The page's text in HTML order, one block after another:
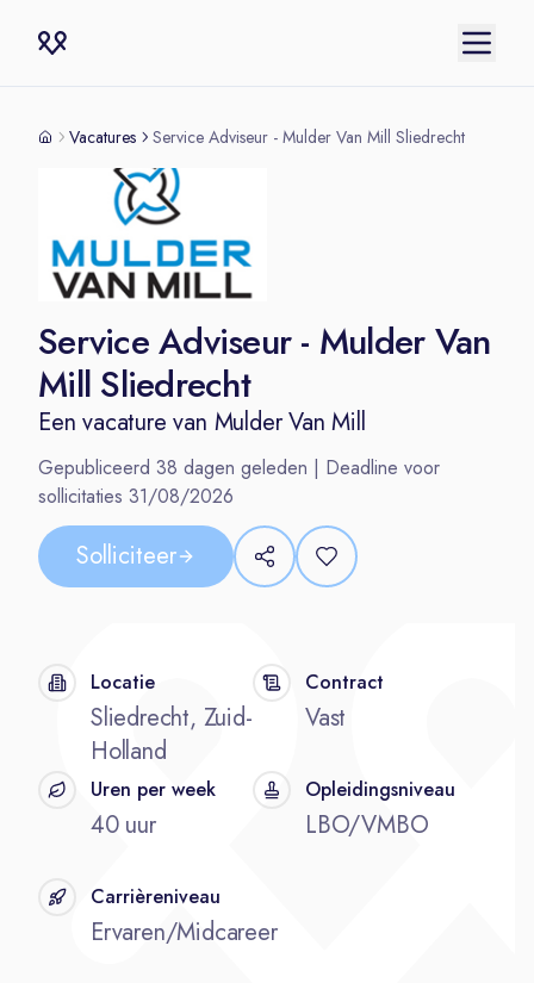
Vacatures Service Adviseur - Mulder Van Mill Sliedrecht
Service Adviseur - Mulder Van
Mill Sliedrecht
Een vacature van Mulder Van Mill
Gepubliceerd 38 dagen geleden | Deadline voor
sollicitaties 31/08/2026
Solliciteer
Locatie
Sliedrecht, Zuid-
Holland
Contract
Vast
Uren per week
40 uur
Opleidingsniveau
LBO/VMBO
Carrièreniveau
Ervaren/Midcareer